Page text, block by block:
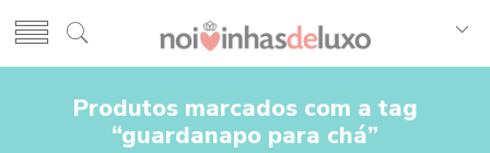
Produtos marcados com a tag
“guardanapo para chá”